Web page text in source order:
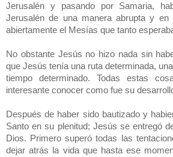
Jerusalén y pasando por Samaria,
Jerusalén de una manera abrupta y en
abiertamente el Mesías que tanto
No obstante Jesús no hizo nada sin
que Jesús tenía una ruta determinada,
tiempo determinado. Todas estas
interesante conocer como fue su
Después de haber sido bautizado y
Santo en su plenitud; Jesús se entregó
Dios. Primero superó todas las
dejar atrás la vida que hasta ese